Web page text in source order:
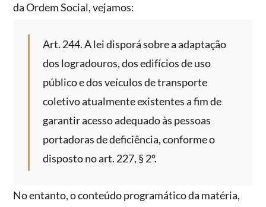
da Ordem Social, vejamos:
Art. 244. A lei disporá sobre a adaptação
dos logradouros, dos edifícios de uso
público e dos veículos de transporte
coletivo atualmente existentes a fim de
garantir acesso adequado às pessoas
portadoras de deficiência, conforme o
disposto no art. 227, § 2º.
No entanto, o conteúdo programático da matéria,